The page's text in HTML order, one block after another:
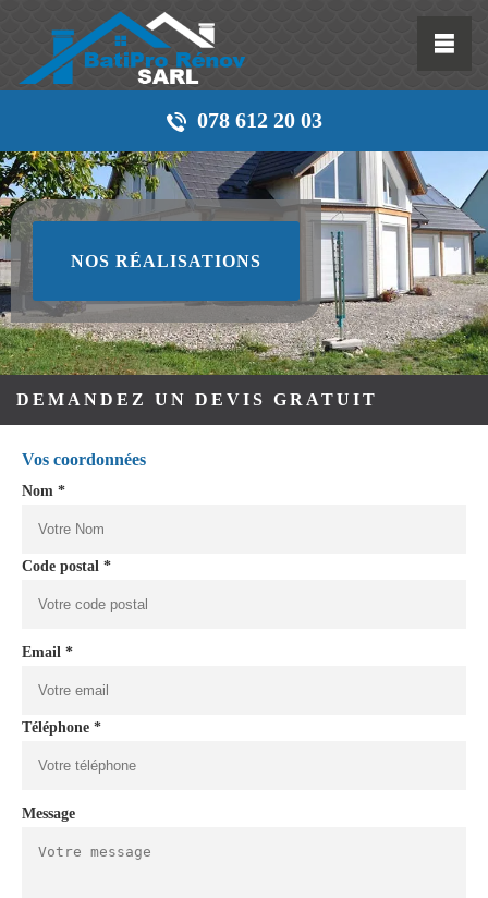
078 612 20 03
NOS RÉALISATIONS
DEMANDEZ UN DEVIS GRATUIT
Vos coordonnées
Nom *
Code postal *
Email *
Téléphone *
Message